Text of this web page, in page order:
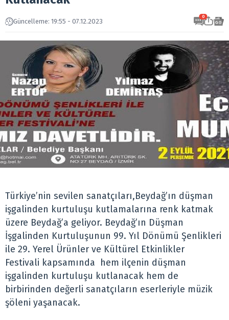
Güncelleme: 19:55 - 07.12.2023
0
Türkiye’nin sevilen sanatçıları,Beydağ’ın düşman
işgalinden kurtuluşu kutlamalarına renk katmak
üzere Beydağ’a geliyor. Beydağ’ın Düşman
İşgalinden Kurtuluşunun 99. Yıl Dönümü Şenlikleri
ile 29. Yerel Ürünler ve Kültürel Etkinlikler
Festivali kapsamında hem ilçenin düşman
işgalinden kurtuluşu kutlanacak hem de
birbirinden değerli sanatçıların eserleriyle müzik
şöleni yaşanacak.